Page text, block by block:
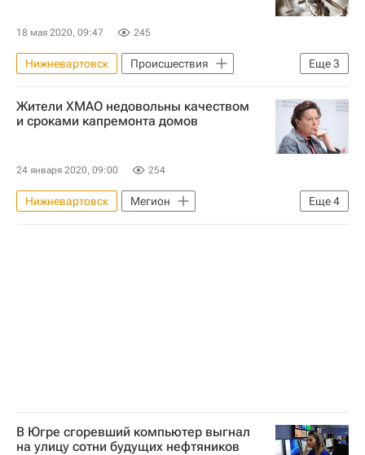
18 мая 2020, 09:47 245
Еще3
Нижневартовск
Происшествия
Ханты-Мансийский автономный округ
Жилье
Криминал
Жители ХМАО недовольны качеством
и сроками капремонта домов
24 января 2020, 09:00 254
Еще4
Нижневартовск
Мегион
Наталья Комарова
В Югре сгоревший компьютер выгнал
на улицу сотни будущих нефтяников